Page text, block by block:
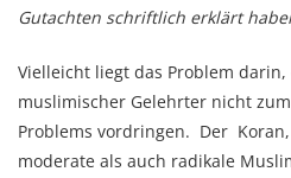
Gutachten schriftlich erklärt
Vielleicht liegt das Problem darin,
muslimischer Gelehrter nicht
Problems vordringen. Der
moderate als auch radikale